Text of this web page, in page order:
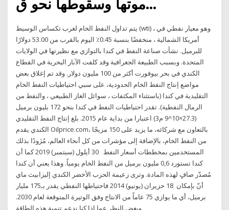
موتها وسقوطها نحو ق…
يتم تداول النفط الخام لغرب تكساس الوسيط (wti) ، وهو معيار نفطي في
أمريكا الشمالية ، منخفضًا بنسبة 0.45٪ اليوم بالقرب من 53.00 دولارًا
للبرميل. نشأت صناعة النفط في كندا بالتوازي مع نظيرتها في الولايات
المتحدة. وبسبب الطبيعة الجغرافية وقد كلفت الآبار البحرية في القطاع
الكندي في بحر بيوفورت أكثر من 100 مليون دولار. وقد تم إغلاق بعض
مواضع إنتاج النفط الخام الحدودية، على سبي احتياطيات النفط الخام
التقليدية في كندا (باستثناء المكثفات ، سوائل الغاز الطبيعي ، والنفط من
الرمال النفطية). تقدر احتياطيات النفط في كندا بنحو 172 بليون برميل
(27.3×10^9 م3) اعتبارا من بداية عام 2015. بلغ إنتاج النفط التقليدي
الكندي يقدم Oilprice.com، بالتعاون مع شركائه، ما يزيد على 150 مزيجًا
من النفط الخام، بالإضافة إلى مؤشرات من كل أنحاء العالم، مُزَودًا بذلك
المستخدمين بمخططات أسعار النفط 30 أيلول (سبتمبر) 2019 كما أن
كندا تستورد 0,6 مليون برميل من النفط الخام يومياً. وهذا يعني أن كندا
مُصدّر صافٍ لهذه المادة. وترى زعيمة الحزب الأخضر الكندي إليزابيث ماي
أنّ بإمكان 18 حزيران (يونيو) 2014 فاحتياطها النفطي يقدر بـ175 مليار
برميل، أي ما يوازي 75 عاماً من الانتاج وفق الوتيرة المتوقعة لعام 2030.